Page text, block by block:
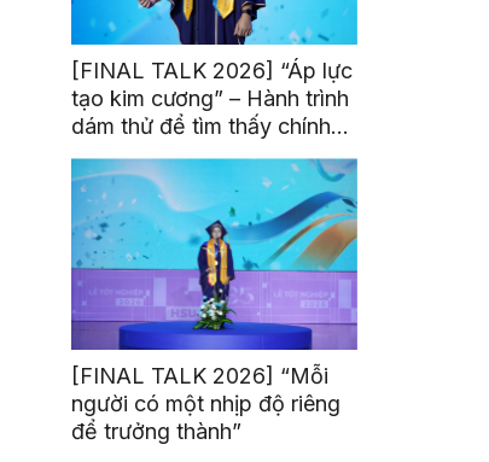
[FINAL TALK 2026] “Áp lực
tạo kim cương” – Hành trình
dám thử để tìm thấy chính
mình
[FINAL TALK 2026] “Mỗi
người có một nhịp độ riêng
để trưởng thành”